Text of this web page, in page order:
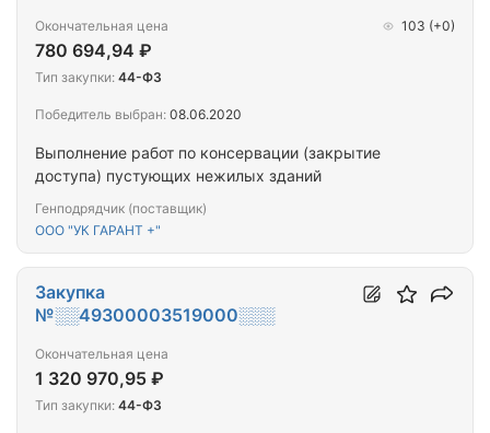
Выполнение работ по консервации (закрытие
доступа) пустующих нежилых зданий
Генподрядчик (поставщик)
ООО "УК ГАРАНТ +"
Окончательная цена
780 694,94 ₽
103 (+0)
Тип закупки: 44-ФЗ
Победитель выбран: 08.06.2020
Закупка
№░░49300003519000░░░
Окончательная цена
1 320 970,95 ₽
Тип закупки: 44-ФЗ